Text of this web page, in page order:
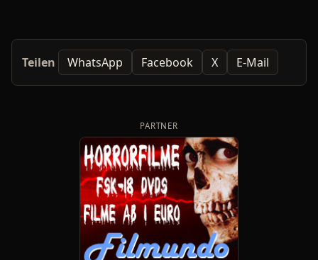
Teilen WhatsApp Facebook X E-Mail
PARTNER